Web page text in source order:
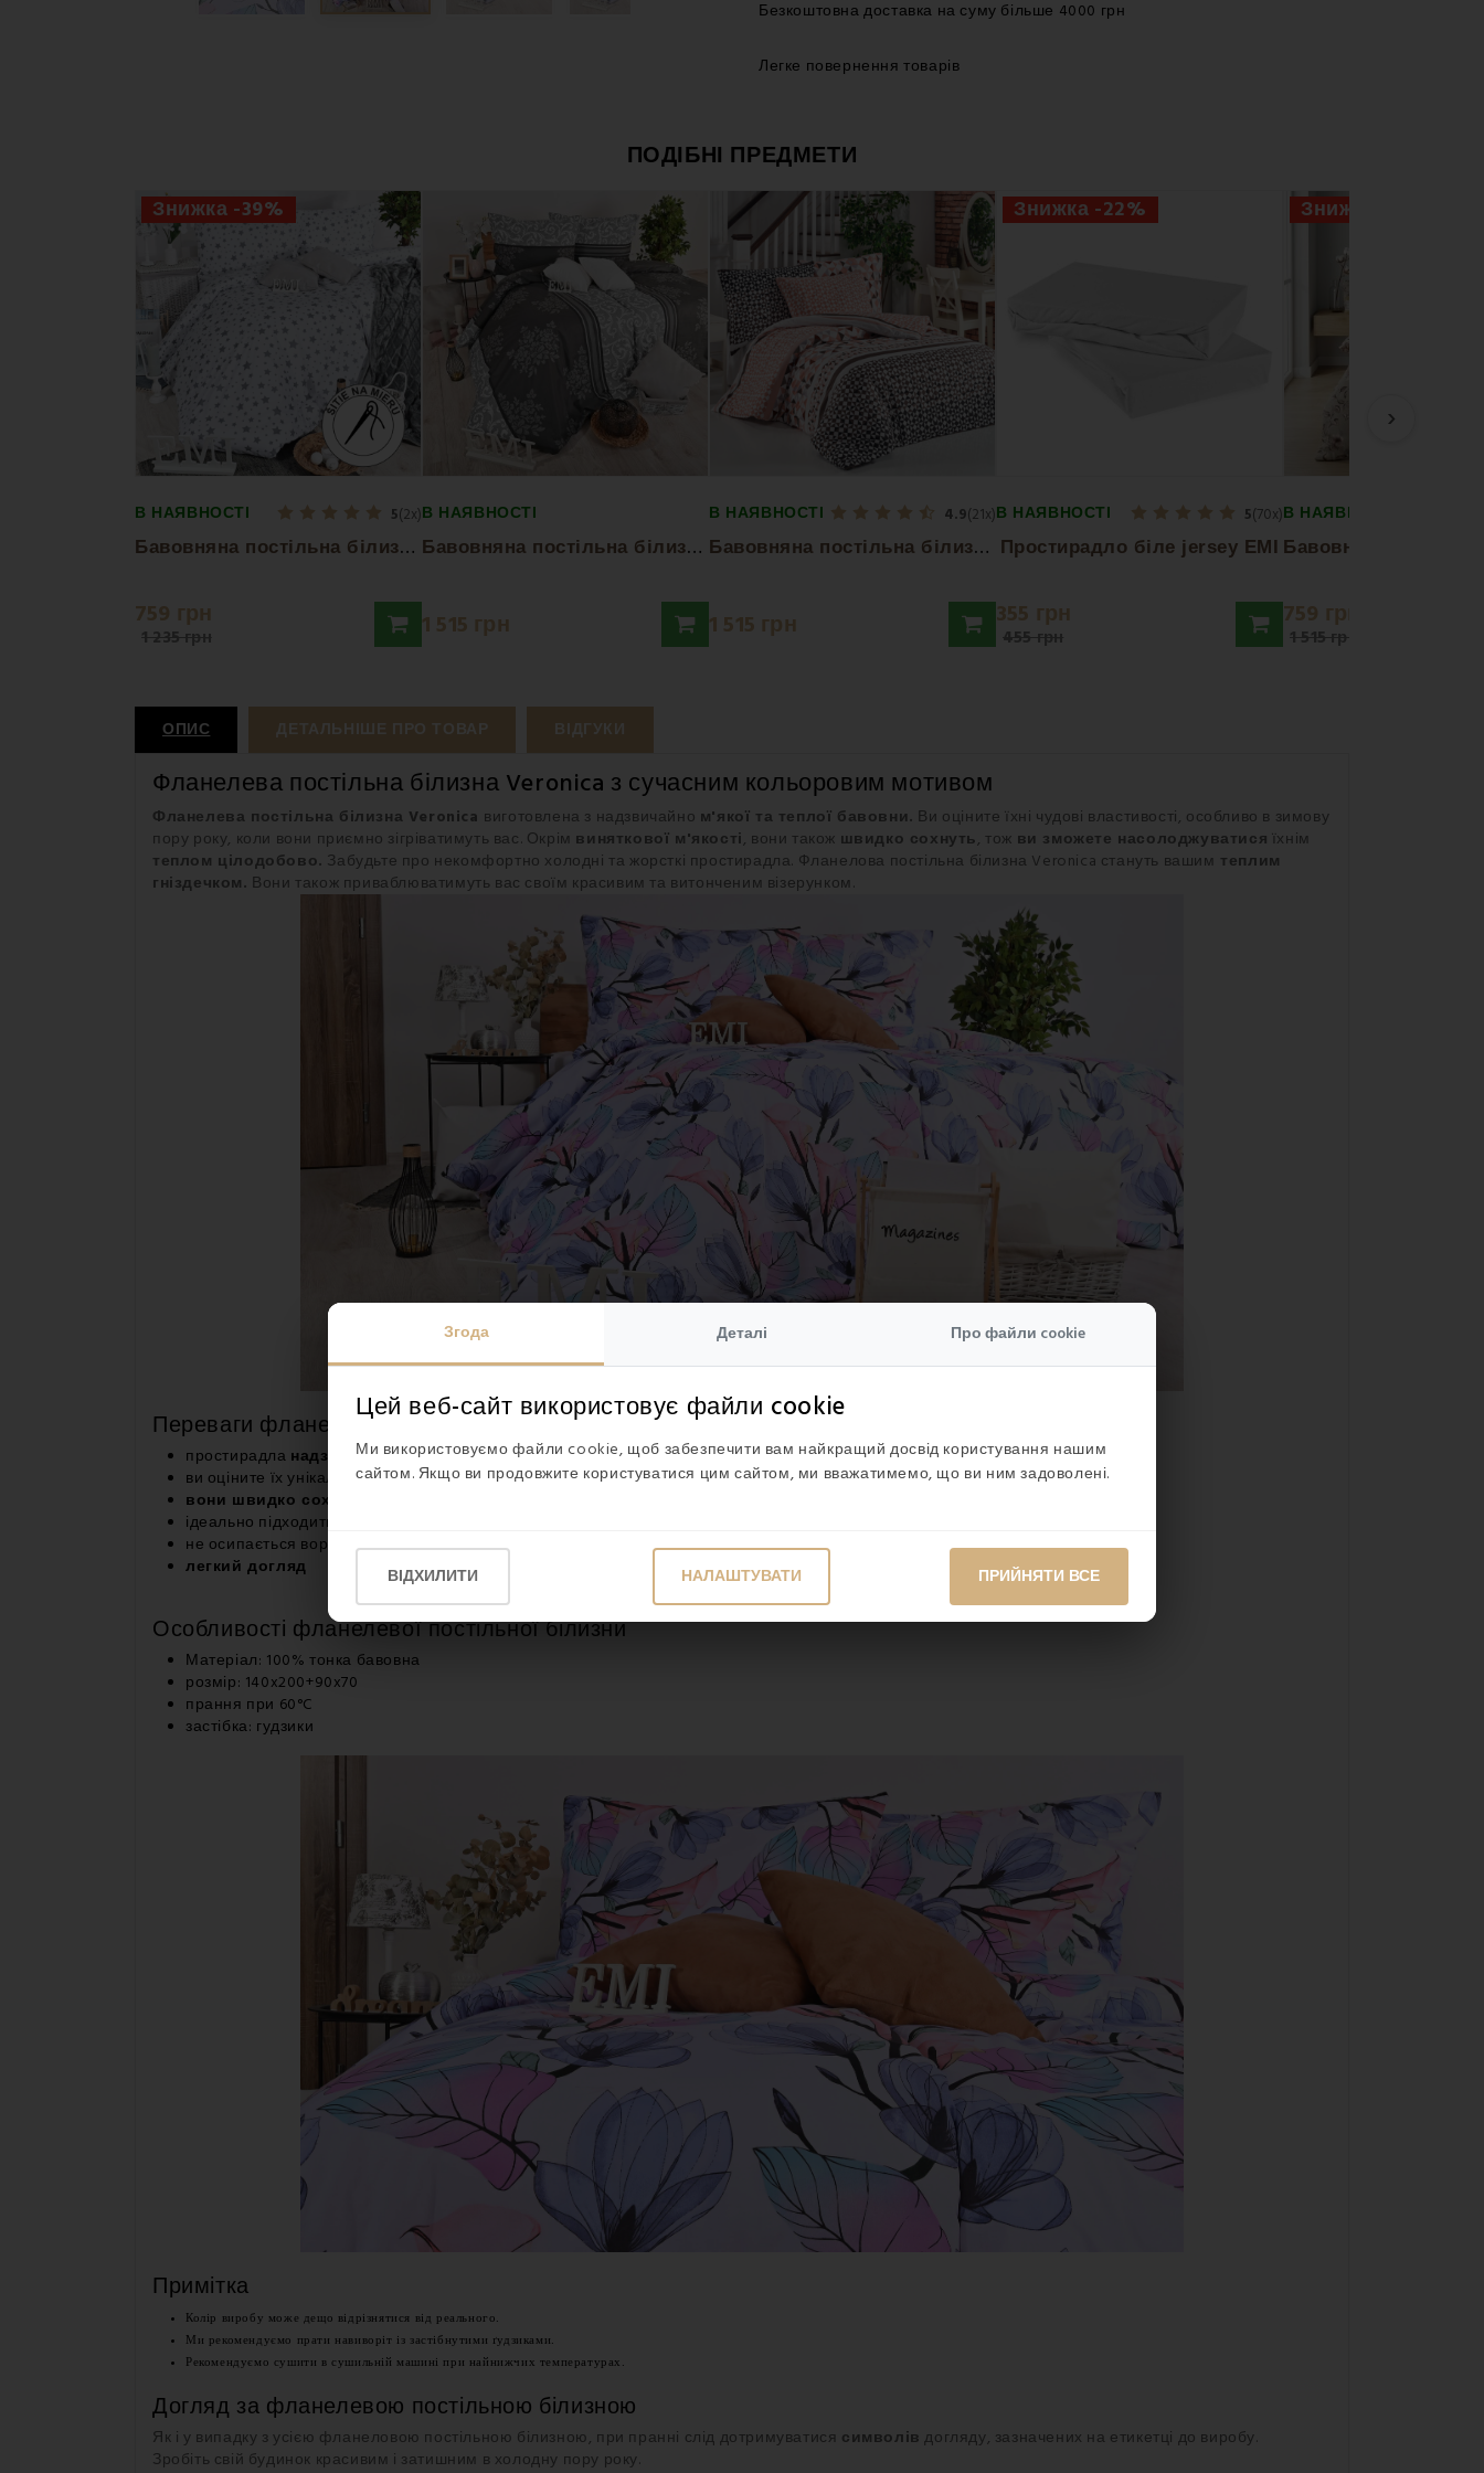
Згода Деталі Про файли cookie
Цей веб-сайт використовує файли cookie
Ми використовуємо файли cookie, щоб забезпечити вам найкращий досвід користування нашим
сайтом. Якщо ви продовжите користуватися цим сайтом, ми вважатимемо, що ви ним задоволені.
ВІДХИЛИТИ НАЛАШТУВАТИ ПРИЙНЯТИ ВСЕ
Безкоштовна доставка на суму більше 4000 грн
Легке повернення товарів
ПОДІБНІ ПРЕДМЕТИ
Знижка -39%
В НАЯВНОСТІ 5(2x)
Б
авовняна постільна білизна Noemi EMI
759 грн
1 235 грн
В НАЯВНОСТІ
Б
авовняна постільна білизна Natura gray EMI
1 515 грн
В НАЯВНОСТІ 4.9(21x)
Б
авовняна постільна білизна Laviva...
1 515 грн
Знижка -22%
В НАЯВНОСТІ 5(70x)
Простирадло біле jersey EMI
355 грн
455 грн
Знижка -50%
В НАЯВНОСТІ
759 грн
1 515 грн
›
ОПИС ДЕТАЛЬНІШЕ ПРО ТОВАР ВІДГУКИ
Фланелева постільна білизна Veronica з сучасним кольоровим мотивом
Фланелева постільна білизна Veronica виготовлена з надзвичайно м'якої та теплої бавовни. Ви оціните їхні чудові властивості, особливо в зимову
пору року, коли вони приємно зігріватимуть вас. Окрім виняткової м'якості, вони також швидко сохнуть, тож ви зможете насолоджуватися їхнім
теплом цілодобово. Забудьте про некомфортно холодні та жорсткі простирадла. Фланелова постільна білизна Veronica стануть вашим теплим
гніздечком. Вони також приваблюватимуть вас своїм красивим та витонченим візерунком.
Переваги фланелевої постільної білизни
простирадла надзвичайно теплі
ви оціните їх унікальну м'якість
вони швидко сохнуть
ідеально підходить для зимових місяців року
не осипається ворс
легкий догляд
Особливості фланелевої постільної білизни
Матеріал: 100% тонка бавовна
розмір: 140x200+90x70
прання при 60°C
застібка: гудзики
Примітка
Колір виробу може дещо відрізнятися від реального.
Ми рекомендуємо прати навиворіт із застібнутими ґудзиками.
Рекомендуємо сушити в сушильній машині при найнижчих температурах.
Догляд за фланелевою постільною білизною
Як і у випадку з усією фланеловою постільною білизною, при пранні слід дотримуватися символів догляду, зазначених на етикетці до виробу.
Зробіть свій будинок красивим і затишним в холодну пору року.